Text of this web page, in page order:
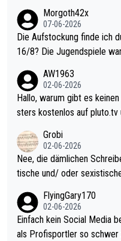
Morgoth42x
07-06-2026
Die Aufstockung finde ich
16/8? Die Jugendspiele waren letztes Jahr durchaus sehr kurz
Allerdings ist Mitchell Lawrie als Nummer 1 der Welt eh qualifi
ziert. Somit ändert die
sters erstmal nichts. Ich denke sie wollen damit für nächstes J
ohl wenig WDF Turniere
es Jahr der Fall. Er
den Qualifier und ich
gas) antun würde, wenn er
el hat.
AW1963
02-06-2026
Hallo, warum gibt es keinen Hinweis, dass die Nordic Darts Ma
sters kostenlos auf
Grobi
02-06-2026
Nee, die dämlichen
tische und/ oder
s Leben in den Griff
r war doch neulich erst
rovoziert hat. Und Littlers
FlyingGary170
02-06-2026
Einfach kein Social Media
als Profisportler so